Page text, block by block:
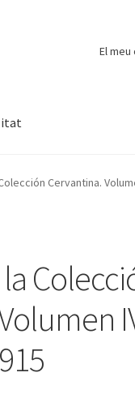
El
Protecció de dades
Cervantina.